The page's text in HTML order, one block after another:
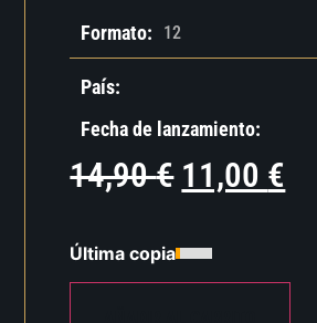
Formato: 12
País:
Fecha de lanzamiento:
14,90€ 11,00 €
Última copia